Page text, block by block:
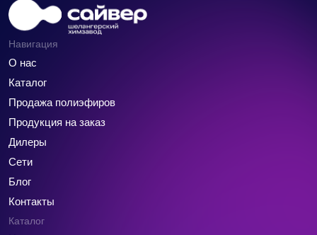
Навигация
О нас
Каталог
Продажа полиэфиров
Продукция на заказ
Дилеры
Сети
Блог
Контакты
Каталог